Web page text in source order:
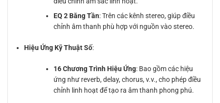
EQ 2 Băng Tần: Trên các kênh stereo, giúp điều
chỉnh âm thanh phù hợp với nguồn vào stereo.
Hiệu Ứng Kỹ Thuật Số:
16 Chương Trình Hiệu Ứng: Bao gồm các hiệu
ứng như reverb, delay, chorus, v.v., cho phép điều
chỉnh linh hoạt để tạo ra âm thanh phong phú.